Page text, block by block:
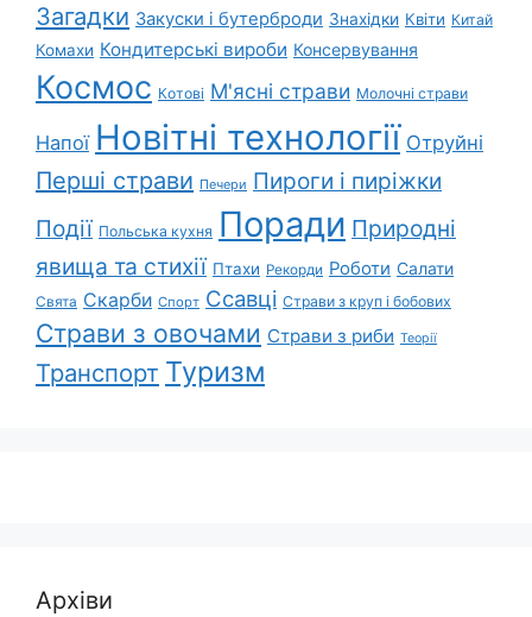
Загадки Закуски і бутерброди Знахідки Квіти Китай
Комахи Кондитерські вироби Консервування
Космос Котові М'ясні страви Молочні страви
Напої Новітні технології Отруйні
Перші страви Печери Пироги і пиріжки
Події Польська кухня Поради Природні
явища та стихії Птахи Рекорди Роботи Салати
Свята Скарби Спорт Ссавці Страви з круп і бобових
Страви з овочами Страви з риби Теорії
Транспорт Туризм
Архіви